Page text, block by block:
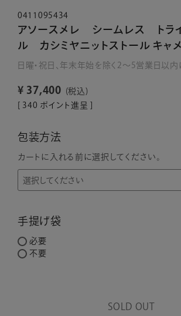
0411095434
アソースメレ シームレス トラ
ル カシミヤニットストール キャ
日曜・祝日、年末年始を除く2～5営業日以
¥ 37,400
税込
340 ポイント進呈 ]
包装方法
カートに入れる前に選択してください。
手提げ袋
必要
不要
SOLD OUT